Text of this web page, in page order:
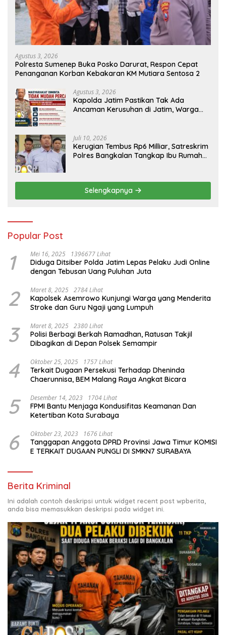
Agustus 3, 2026
Polresta Sumenep Buka Posko Darurat, Respon Cepat
Penanganan Korban Kebakaran KM Mutiara Sentosa 2
Agustus 3, 2026
Kapolda Jatim Pastikan Tak Ada
Ancaman Kerusuhan di Jatim, Warga
Juli 10, 2026
Kerugian Tembus Rp6 Milliar, Satreskrim
Polres Bangkalan Tangkap Ibu Rumah
Selengkapnya
Popular Post
1 Mei 16, 2025 1396677 Lihat
Diduga Ditsiber Polda Jatim Lepas Pelaku Judi Online
dengan Tebusan Uang Puluhan Juta
2 Maret 8, 2025 2784 Lihat
Kapolsek Asemrowo Kunjungi Warga yang Menderita
Stroke dan Guru Ngaji yang Lumpuh
3 Maret 8, 2025 2380 Lihat
Polisi Berbagi Berkah Ramadhan, Ratusan Takjil
Dibagikan di Depan Polsek Semampir
4 Oktober 25, 2025 1757 Lihat
Terkait Dugaan Persekusi Terhadap Dheninda
Chaerunnisa, BEM Malang Raya Angkat Bicara
5 Desember 14, 2023 1704 Lihat
FPMI Bantu Menjaga Kondusifitas Keamanan Dan
Ketertiban Kota Surabaya
6 Oktober 23, 2023 1676 Lihat
Tanggapan Anggota DPRD Provinsi Jawa Timur KOMISI
E TERKAIT DUGAAN PUNGLI DI SMKN7 SURABAYA
Berita Kriminal
Ini adalah contoh deskripsi untuk widget recent post wpberita,
anda bisa memasukkan deskripsi pada widget ini.